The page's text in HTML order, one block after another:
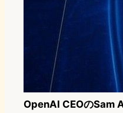
OpenAI CEOのSam